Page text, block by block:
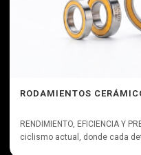
RODAMIENTOS
RENDIMIENTO, EFICIENCIA Y
ciclismo actual, donde cada